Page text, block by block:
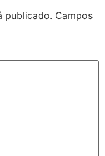
publicado. Campos